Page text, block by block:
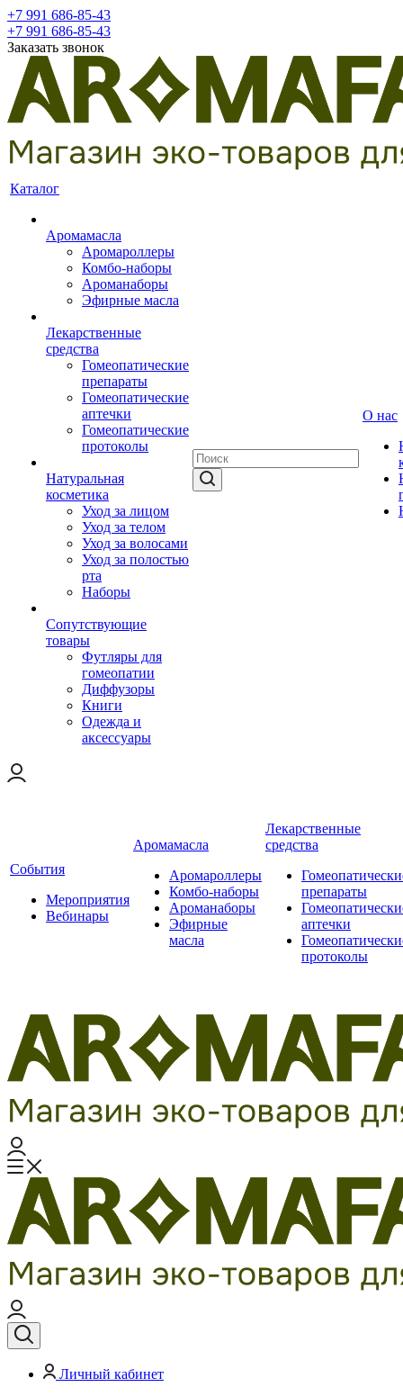
+7 991 686-85-43
+7 991 686-85-43
Заказать звонок
Каталог
Аромамасла
Аромароллеры
Комбо-наборы
Ароманаборы
Эфирные масла
Лекарственные
средства
Гомеопатические
препараты
Гомеопатические
аптечки
Гомеопатические
протоколы
Натуральная
косметика
Уход за лицом
Уход за телом
Уход за волосами
Уход за полостью
рта
Наборы
Сопутствующие
товары
Футляры для
гомеопатии
Диффузоры
Книги
Одежда и
аксессуары
О нас
События
Мероприятия
Вебинары
Аромамасла
Аромароллеры
Комбо-наборы
Ароманаборы
Эфирные
масла
Лекарственные
средства
препараты
аптечки
протоколы
Личный кабинет